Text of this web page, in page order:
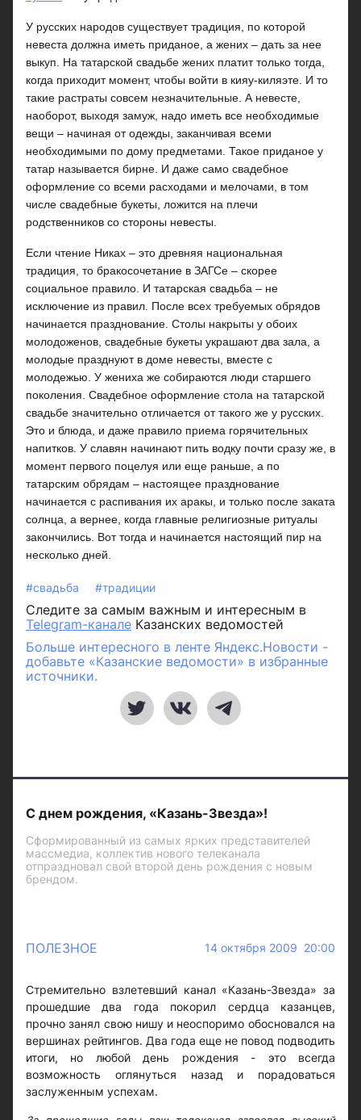
У русских народов существует традиция, по которой
невеста должна иметь приданое, а жених – дать за нее
выкуп. На татарской свадьбе жених платит только тогда,
когда приходит момент, чтобы войти в кияу-киляэте. И то
такие растраты совсем незначительные. А невесте,
наоборот, выходя замуж, надо иметь все необходимые
вещи – начиная от одежды, заканчивая всеми
необходимыми по дому предметами. Такое приданое у
татар называется бирне. И даже само свадебное
оформление со всеми расходами и мелочами, в том
числе свадебные букеты, ложится на плечи
родственников со стороны невесты.
Если чтение Никах – это древняя национальная
традиция, то бракосочетание в ЗАГСе – скорее
социальное правило. И татарская свадьба – не
исключение из правил. После всех требуемых обрядов
начинается празднование. Столы накрыты у обоих
молодоженов, свадебные букеты украшают два зала, а
молодые празднуют в доме невесты, вместе с
молодежью. У жениха же собираются люди старшего
поколения. Свадебное оформление стола на татарской
свадьбе значительно отличается от такого же у русских.
Это и блюда, и даже правило приема горячительных
напитков. У славян начинают пить водку почти сразу же, в
момент первого поцелуя или еще раньше, а по
татарским обрядам – настоящее празднование
начинается с распивания их аракы, и только после заката
солнца, а вернее, когда главные религиозные ритуалы
закончились. Вот тогда и начинается настоящий пир на
несколько дней.
#свадьба #традиции
Следите за самым важным и интересным в
Telegram-канале Казанских ведомостей
Больше интересного в ленте Яндекс.Новости -
добавьте «Казанские ведомости» в избранные
источники.
С днем рождения, «Казань-Звезда»!
Сформированный из самых ярких представителей
массмедиа, коллектив нового телеканала
отпраздновал свой второй день рождения с новым
брендом.
ПОЛЕЗНОЕ 14 октября 2009 20:00
Стремительно взлетевший канал «Казань-Звезда» за
прошедшие два года покорил сердца казанцев,
прочно занял свою нишу и неоспоримо обосновался на
вершинах рейтингов. Два года еще не повод подводить
итоги, но любой день рождения - это всегда
возможность оглянуться назад и порадоваться
заслуженным успехам.